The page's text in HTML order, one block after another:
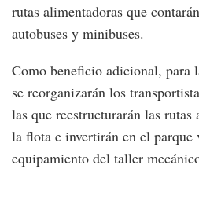
rutas alimentadoras que
autobuses y minibuses.
Como beneficio adicional, para
se reorganizarán los
las que reestructurarán las
la flota e invertirán en el
equipamiento del taller